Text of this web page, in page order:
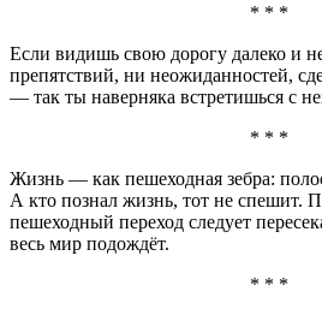
* * *
Если видишь свою дорогу далеко и
препятствий, ни неожиданностей,
— так ты наверняка встретишься с
* * *
Жизнь — как пешеходная зебра:
А кто познал жизнь, тот не спешит.
пешеходный переход следует
весь мир подождёт.
* * *